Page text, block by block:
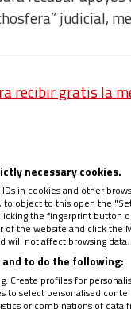
judicial,
recibir gratis la
las
en algunos
Nuevo
necessary cookies.
in cookies and other
object to this open the
the fingerprint button
the website and click the
will not affect browsing data.
to do the following:
Create profiles for
to select personalised
or combinations of data